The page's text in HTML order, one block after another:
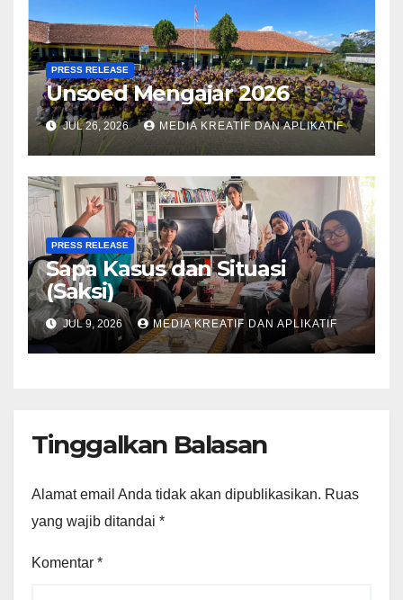
PRESS RELEASE
Unsoed Mengajar 2026
JUL 26, 2026 MEDIA KREATIF DAN APLIKATIF
PRESS RELEASE
Sapa Kasus dan Situasi
(Saksi)
JUL 9, 2026 MEDIA KREATIF DAN APLIKATIF
Tinggalkan Balasan
Alamat email Anda tidak akan dipublikasikan. Ruas
yang wajib ditandai *
Komentar *